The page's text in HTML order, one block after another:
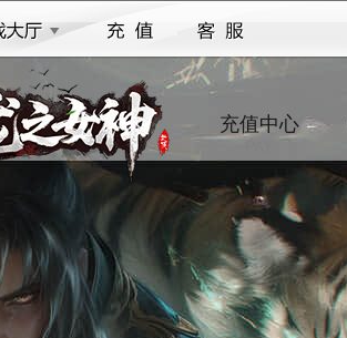
充值中心